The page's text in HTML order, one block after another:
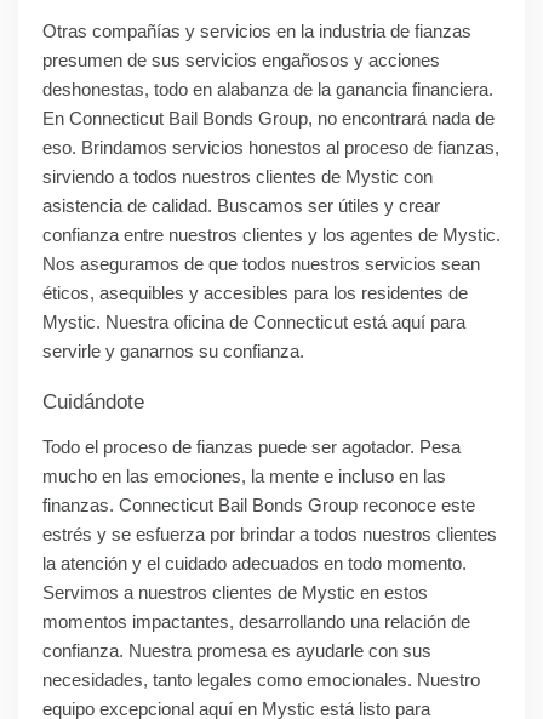
Otras compañías y servicios en la industria de fianzas
presumen de sus servicios engañosos y acciones
deshonestas, todo en alabanza de la ganancia financiera.
En Connecticut Bail Bonds Group, no encontrará nada de
eso. Brindamos servicios honestos al proceso de fianzas,
sirviendo a todos nuestros clientes de Mystic con
asistencia de calidad. Buscamos ser útiles y crear
confianza entre nuestros clientes y los agentes de Mystic.
Nos aseguramos de que todos nuestros servicios sean
éticos, asequibles y accesibles para los residentes de
Mystic. Nuestra oficina de Connecticut está aquí para
servirle y ganarnos su confianza.
Cuidándote
Todo el proceso de fianzas puede ser agotador. Pesa
mucho en las emociones, la mente e incluso en las
finanzas. Connecticut Bail Bonds Group reconoce este
estrés y se esfuerza por brindar a todos nuestros clientes
la atención y el cuidado adecuados en todo momento.
Servimos a nuestros clientes de Mystic en estos
momentos impactantes, desarrollando una relación de
confianza. Nuestra promesa es ayudarle con sus
necesidades, tanto legales como emocionales. Nuestro
equipo excepcional aquí en Mystic está listo para